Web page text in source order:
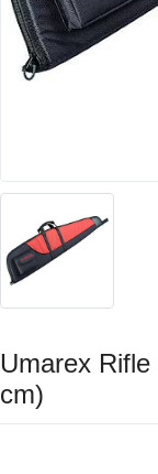
Umarex Rifle
cm)